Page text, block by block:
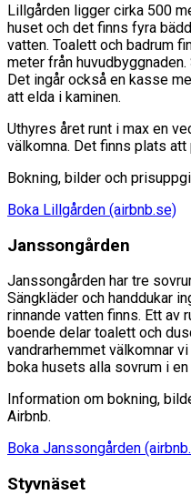
Lillgården ligger cirka 500
huset och det finns fyra
vatten. Toalett och badrum
meter från huvudbyggnaden.
Det ingår också en kasse
att elda i kaminen.
Uthyres året runt i max en
välkomna. Det finns plats
Bokning, bilder och
Boka Lillgården (airbnb.se)
Janssongården
Janssongården har tre
Sängkläder och handdukar
rinnande vatten finns. Ett av
boende delar toalett och
vandrarhemmet välkomnar
boka husets alla sovrum i en
Information om bokning,
Airbnb.
Boka Janssongården
Styvnäset